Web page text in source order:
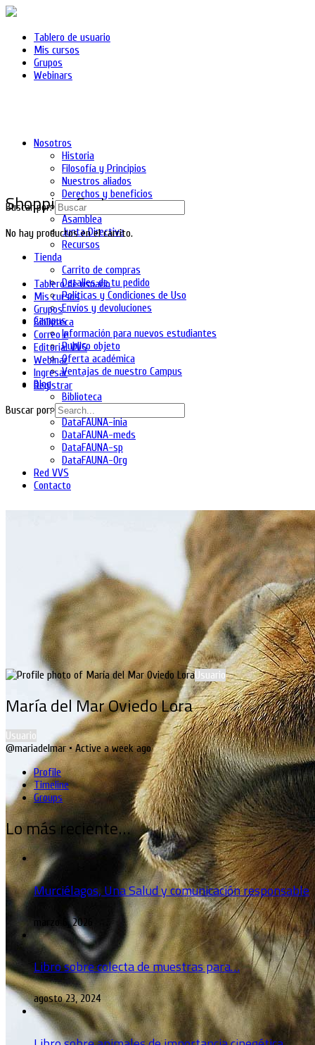
Tablero de usuario
Mis cursos
Grupos
Webinars
Nosotros
Historia
Filosofía y Principios
Nuestros aliados
Derechos y beneficios
Asociados
Asamblea
Junta Directiva
Recursos
Tienda
Carrito de compras
Detalles de tu pedido
Políticas y Condiciones de Uso
Envíos y devoluciones
Campus
Información para nuevos estudiantes
Publico objeto
Oferta académica
Ventajas de nuestro Campus
Blog
Biblioteca
DataFAUNA-diet
DataFAUNA-inia
DataFAUNA-meds
DataFAUNA-sp
DataFAUNA-Org
Red VVS
Contacto
Shopping Cart
Shopping Cart
No hay productos en el carrito.
Buscar por:
Tablero de usuario
Mis cursos
Grupos
Biblioteca
Correo e
Editorial VVS
Webinar
Ingresar
Registrar
Buscar por:
Usuario
María del Mar Oviedo Lora
Usuario
@mariadelmar •Active a week ago
Profile
Timeline
Groups
Lo más reciente…
Murciélagos, Una Salud y comunicación responsable
marzo 6, 2026
Libro sobre colecta de muestras para…
agosto 23, 2024